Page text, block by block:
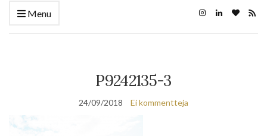
Menu
P9242135-3
24/09/2018 Ei kommentteja